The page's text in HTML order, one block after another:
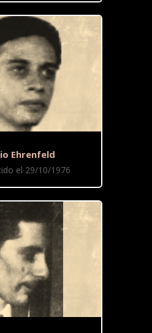
Ehrenfeld
el 29/10/1976